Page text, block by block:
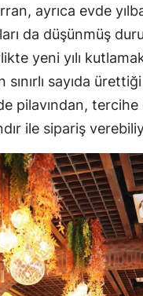
ayrıca evde
da düşünmüş
yeni yılı
sınırlı sayıda
pilavından,
ile sipariş